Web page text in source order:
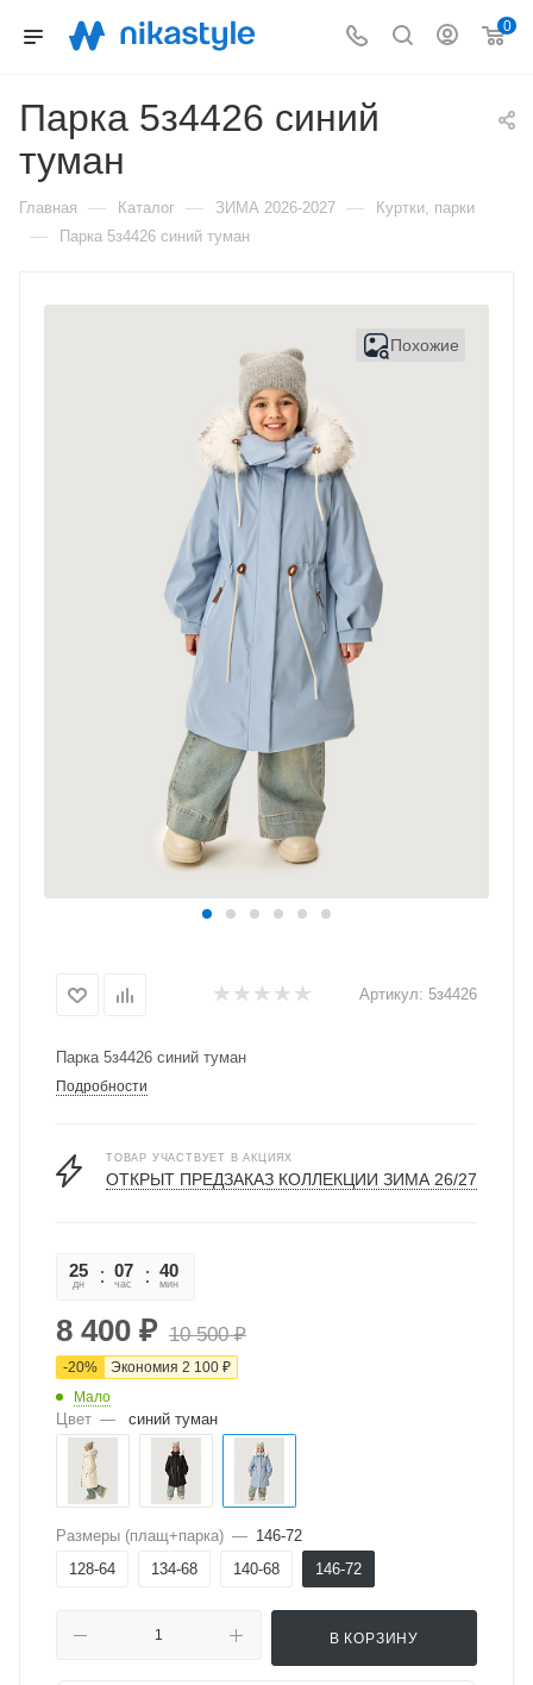
0
Парка 5з4426 синий
туман
Главная — Каталог — ЗИМА 2026-2027 — Куртки, парки
— Парка 5з4426 синий туман
Похожие
Артикул: 5з4426
Парка 5з4426 синий туман
Подробности
ТОВАР УЧАСТВУЕТ В АКЦИЯХ
ОТКРЫТ ПРЕДЗАКАЗ КОЛЛЕКЦИИ ЗИМА 26/27
25
дн
07
час
40
мин
8 400 ₽ 10 500₽
-20% Экономия 2 100 ₽
Мало
Цвет — синий туман
Размеры (плащ+парка) — 146-72
128-64
134-68 140-68 146-72
В КОРЗИНУ